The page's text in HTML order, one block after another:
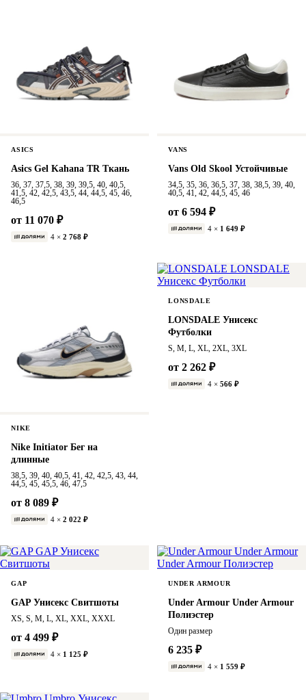
ASICS
Asics Gel Kahana TR Ткань
36, 37, 37,5, 38, 39, 39,5, 40, 40,5,
41,5, 42, 42,5, 43,5, 44, 44,5, 45, 46,
46,5
от 11 070 ₽
4 × 2 768 ₽
VANS
Vans Old Skool Устойчивые
34,5, 35, 36, 36,5, 37, 38, 38,5, 39, 40,
40,5, 41, 42, 44,5, 45, 46
от 6 594 ₽
4 × 1 649 ₽
NIKE
Nike Initiator Бег на
длинные
38,5, 39, 40, 40,5, 41, 42, 42,5, 43, 44,
44,5, 45, 45,5, 46, 47,5
от 8 089 ₽
4 × 2 022 ₽
LONSDALE
LONSDALE Унисекс
Футболки
S, M, L, XL, 2XL, 3XL
от 2 262 ₽
4 × 566 ₽
GAP
GAP Унисекс Свитшоты
XS, S, M, L, XL, XXL, XXXL
от 4 499 ₽
4 × 1 125 ₽
UNDER ARMOUR
Under Armour Under Armour
Полиэстер
Один размер
6 235 ₽
4 × 1 559 ₽